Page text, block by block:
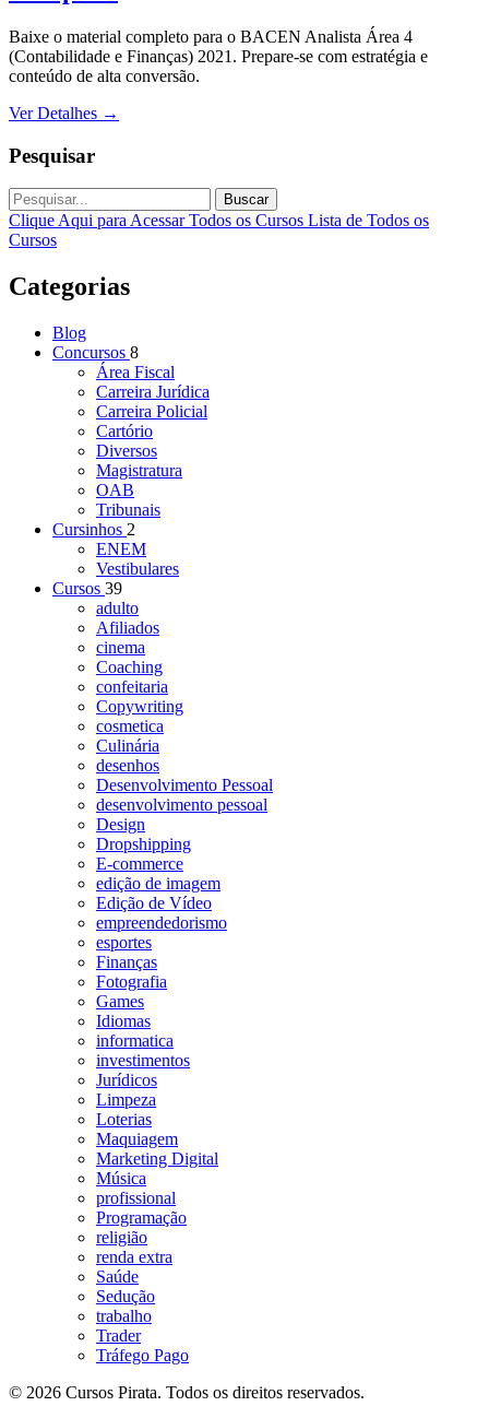
Baixe o material completo para o BACEN Analista Área 4
(Contabilidade e Finanças) 2021. Prepare-se com estratégia e
conteúdo de alta conversão.
Ver Detalhes →
Pesquisar
Buscar
Clique Aqui para Acessar Todos os Cursos Lista de Todos os
Cursos
Categorias
Blog
Concursos 8
Área Fiscal
Carreira Jurídica
Carreira Policial
Cartório
Diversos
Magistratura
OAB
Tribunais
Cursinhos 2
ENEM
Vestibulares
Cursos 39
adulto
Afiliados
cinema
Coaching
confeitaria
Copywriting
cosmetica
Culinária
desenhos
Desenvolvimento Pessoal
desenvolvimento pessoal
Design
Dropshipping
E-commerce
edição de imagem
Edição de Vídeo
empreendedorismo
esportes
Finanças
Fotografia
Games
Idiomas
informatica
investimentos
Jurídicos
Limpeza
Loterias
Maquiagem
Marketing Digital
Música
profissional
Programação
religião
renda extra
Saúde
Sedução
trabalho
Trader
Tráfego Pago
© 2026 Cursos Pirata. Todos os direitos reservados.